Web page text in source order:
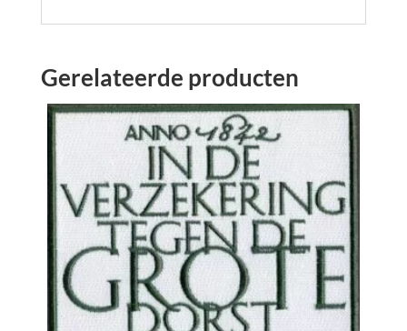
Gerelateerde producten